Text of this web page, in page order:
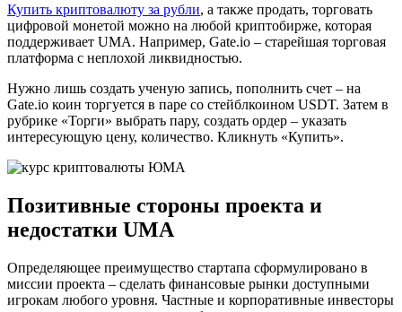
Купить криптовалюту за рубли, а также продать, торговать
цифровой монетой можно на любой криптобирже, которая
поддерживает UMA. Например, Gate.io – старейшая торговая
платформа с неплохой ликвидностью.
Нужно лишь создать ученую запись, пополнить счет – на
Gate.io коин торгуется в паре со стейблкоином USDT. Затем в
рубрике «Торги» выбрать пару, создать ордер – указать
интересующую цену, количество. Кликнуть «Купить».
Позитивные стороны проекта и
недостатки UMA
Определяющее преимущество стартапа сформулировано в
миссии проекта – сделать финансовые рынки доступными
игрокам любого уровня. Частные и корпоративные инвесторы